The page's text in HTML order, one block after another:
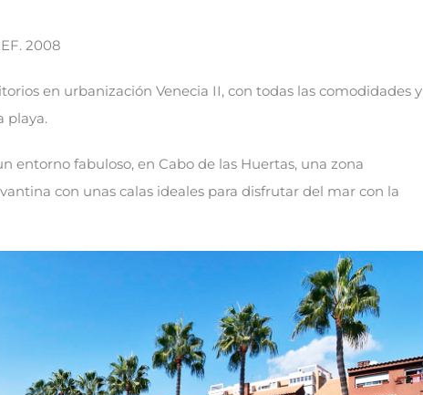
. 2008
en urbanización Venecia II, con todas las comodidades y
playa.
entorno fabuloso, en Cabo de las Huertas, una zona
con unas calas ideales para disfrutar del mar con la